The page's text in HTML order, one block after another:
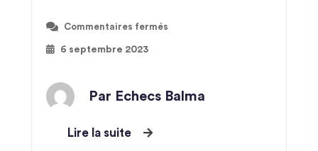
Commentaires fermés
6 septembre 2023
Par Echecs Balma
Lire la suite